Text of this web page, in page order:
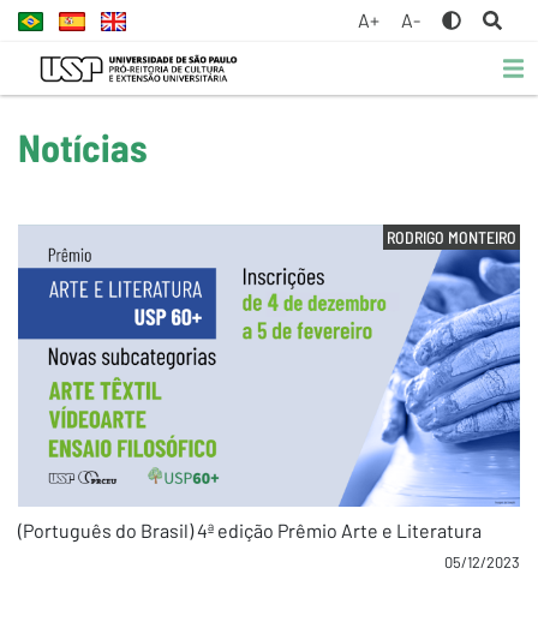
A+ A-
Notícias
RODRIGO MONTEIRO
(Português do Brasil) 4ª edição Prêmio Arte e Literatura
05/12/2023